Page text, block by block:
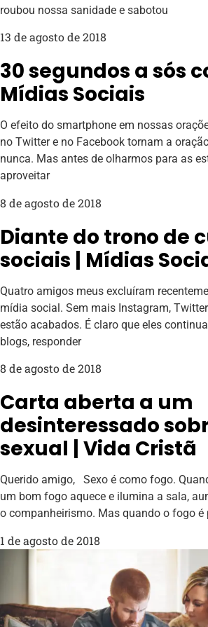
roubou nossa sanidade e sabotou
13 de agosto de 2018
30 segundos a sós
Mídias Sociais
O efeito do smartphone em nossas
no Twitter e no Facebook tornam a
nunca. Mas antes de olharmos para as
aproveitar
8 de agosto de 2018
Diante do trono de
sociais | Mídias
Quatro amigos meus excluíram
mídia social. Sem mais Instagram,
estão acabados. É claro que eles
blogs, responder
8 de agosto de 2018
Carta aberta a um
desinteressado
sexual | Vida Cristã
Querido amigo, Sexo é como fogo.
um bom fogo aquece e ilumina a sala,
o companheirismo. Mas quando o fogo é
1 de agosto de 2018